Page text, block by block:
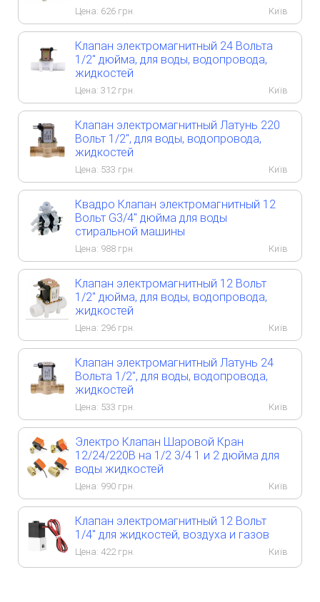
Цена: 626 грн. Київ
Клапан электромагнитный 24 Вольта
1/2" дюйма, для воды, водопровода,
жидкостей
Цена: 312грн. Київ
Клапан электромагнитный Латунь 220
Вольт 1/2", для воды, водопровода,
жидкостей
Цена: 533 грн. Київ
Квадро Клапан электромагнитный 12
Вольт G3/4" дюйма для воды
стиральной машины
Цена: 988 грн. Київ
Клапан электромагнитный 12 Вольт
1/2" дюйма, для воды, водопровода,
жидкостей
Цена: 296 грн. Київ
Клапан электромагнитный Латунь 24
Вольта 1/2", для воды, водопровода,
жидкостей
Цена: 533 грн. Київ
Электро Клапан Шаровой Кран
12/24/220В на 1/2 3/4 1 и 2 дюйма для
воды жидкостей
Цена: 990 грн. Київ
Клапан электромагнитный 12 Вольт
1/4" для жидкостей, воздуха и газов
Цена: 422грн. Київ